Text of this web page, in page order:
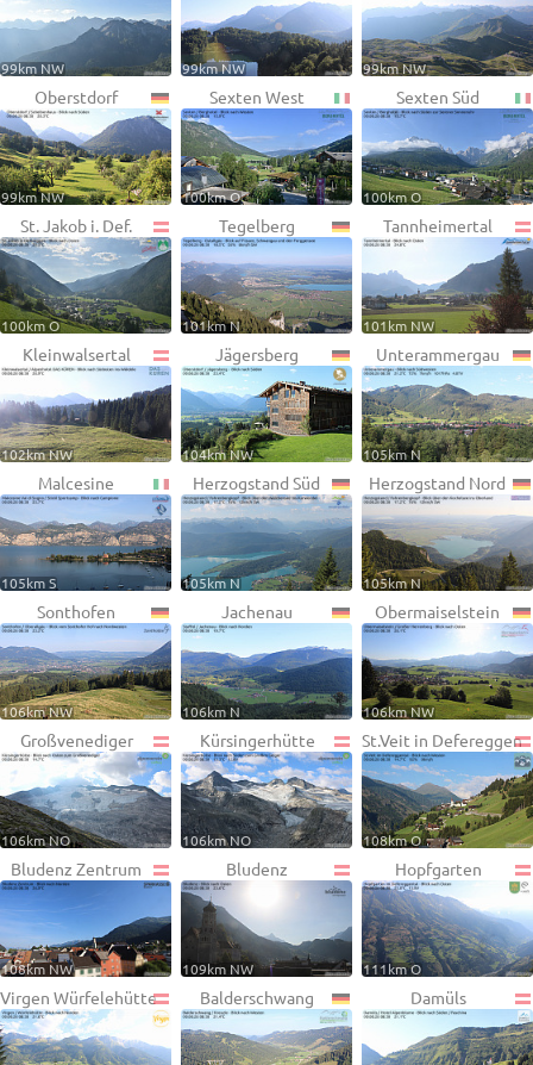
99km NW 99km NW 99km NW
Oberstdorf
99km NW
Sexten West
100km O
Sexten Süd
100km O
St. Jakob i. Def.
100km O
Tegelberg
101km N
Tannheimertal
101km NW
Kleinwalsertal
102km NW
Jägersberg
104km NW
Unterammergau
105km N
Malcesine
105km S
Herzogstand Süd
105km N
Herzogstand Nord
105km N
Sonthofen
106km NW
Jachenau
106km N
Obermaiselstein
106km NW
Großvenediger
106km NO
Kürsingerhütte
106km NO
St.Veit in Defereggen
108km O
Bludenz Zentrum
108km NW
Bludenz
109km NW
Hopfgarten
111km O
Virgen Würfelehütte Balderschwang Damüls